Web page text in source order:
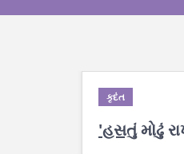
કૃદંત
'હસતુંમોઢું